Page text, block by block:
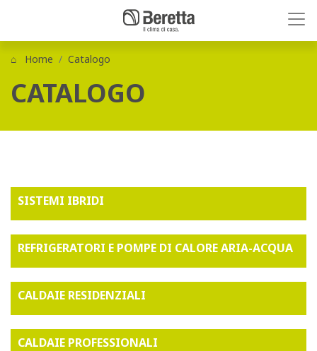
Home Catalogo
CATALOGO
SISTEMI IBRIDI
REFRIGERATORI E POMPE DI CALORE ARIA-ACQUA
CALDAIE RESIDENZIALI
CALDAIE PROFESSIONALI